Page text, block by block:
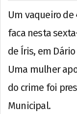
Um vaqueiro
faca nesta
de Íris, em
Uma mulher
do crime foi
Municipal.